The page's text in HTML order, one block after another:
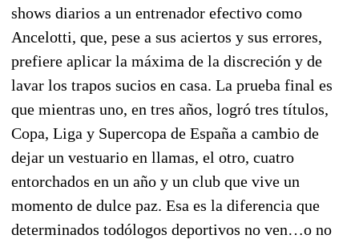
shows diarios a un entrenador efectivo como
Ancelotti, que, pese a sus aciertos y sus errores,
prefiere aplicar la máxima de la discreción y de
lavar los trapos sucios en casa. La prueba final es
que mientras uno, en tres años, logró tres títulos,
Copa, Liga y Supercopa de España a cambio de
dejar un vestuario en llamas, el otro, cuatro
entorchados en un año y un club que vive un
momento de dulce paz. Esa es la diferencia que
determinados todólogos deportivos no ven…o no